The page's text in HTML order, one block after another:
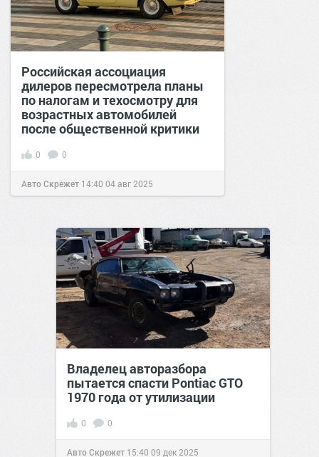
Российская ассоциация
дилеров пересмотрела планы
по налогам и техосмотру для
возрастных автомобилей
после общественной критики
0 0
Авто Скрежет 14:40 04 авг 2025
Владелец авторазбора
пытается спасти Pontiac GTO
1970 года от утилизации
0 0
Авто Скрежет 15:40 09 дек 2025